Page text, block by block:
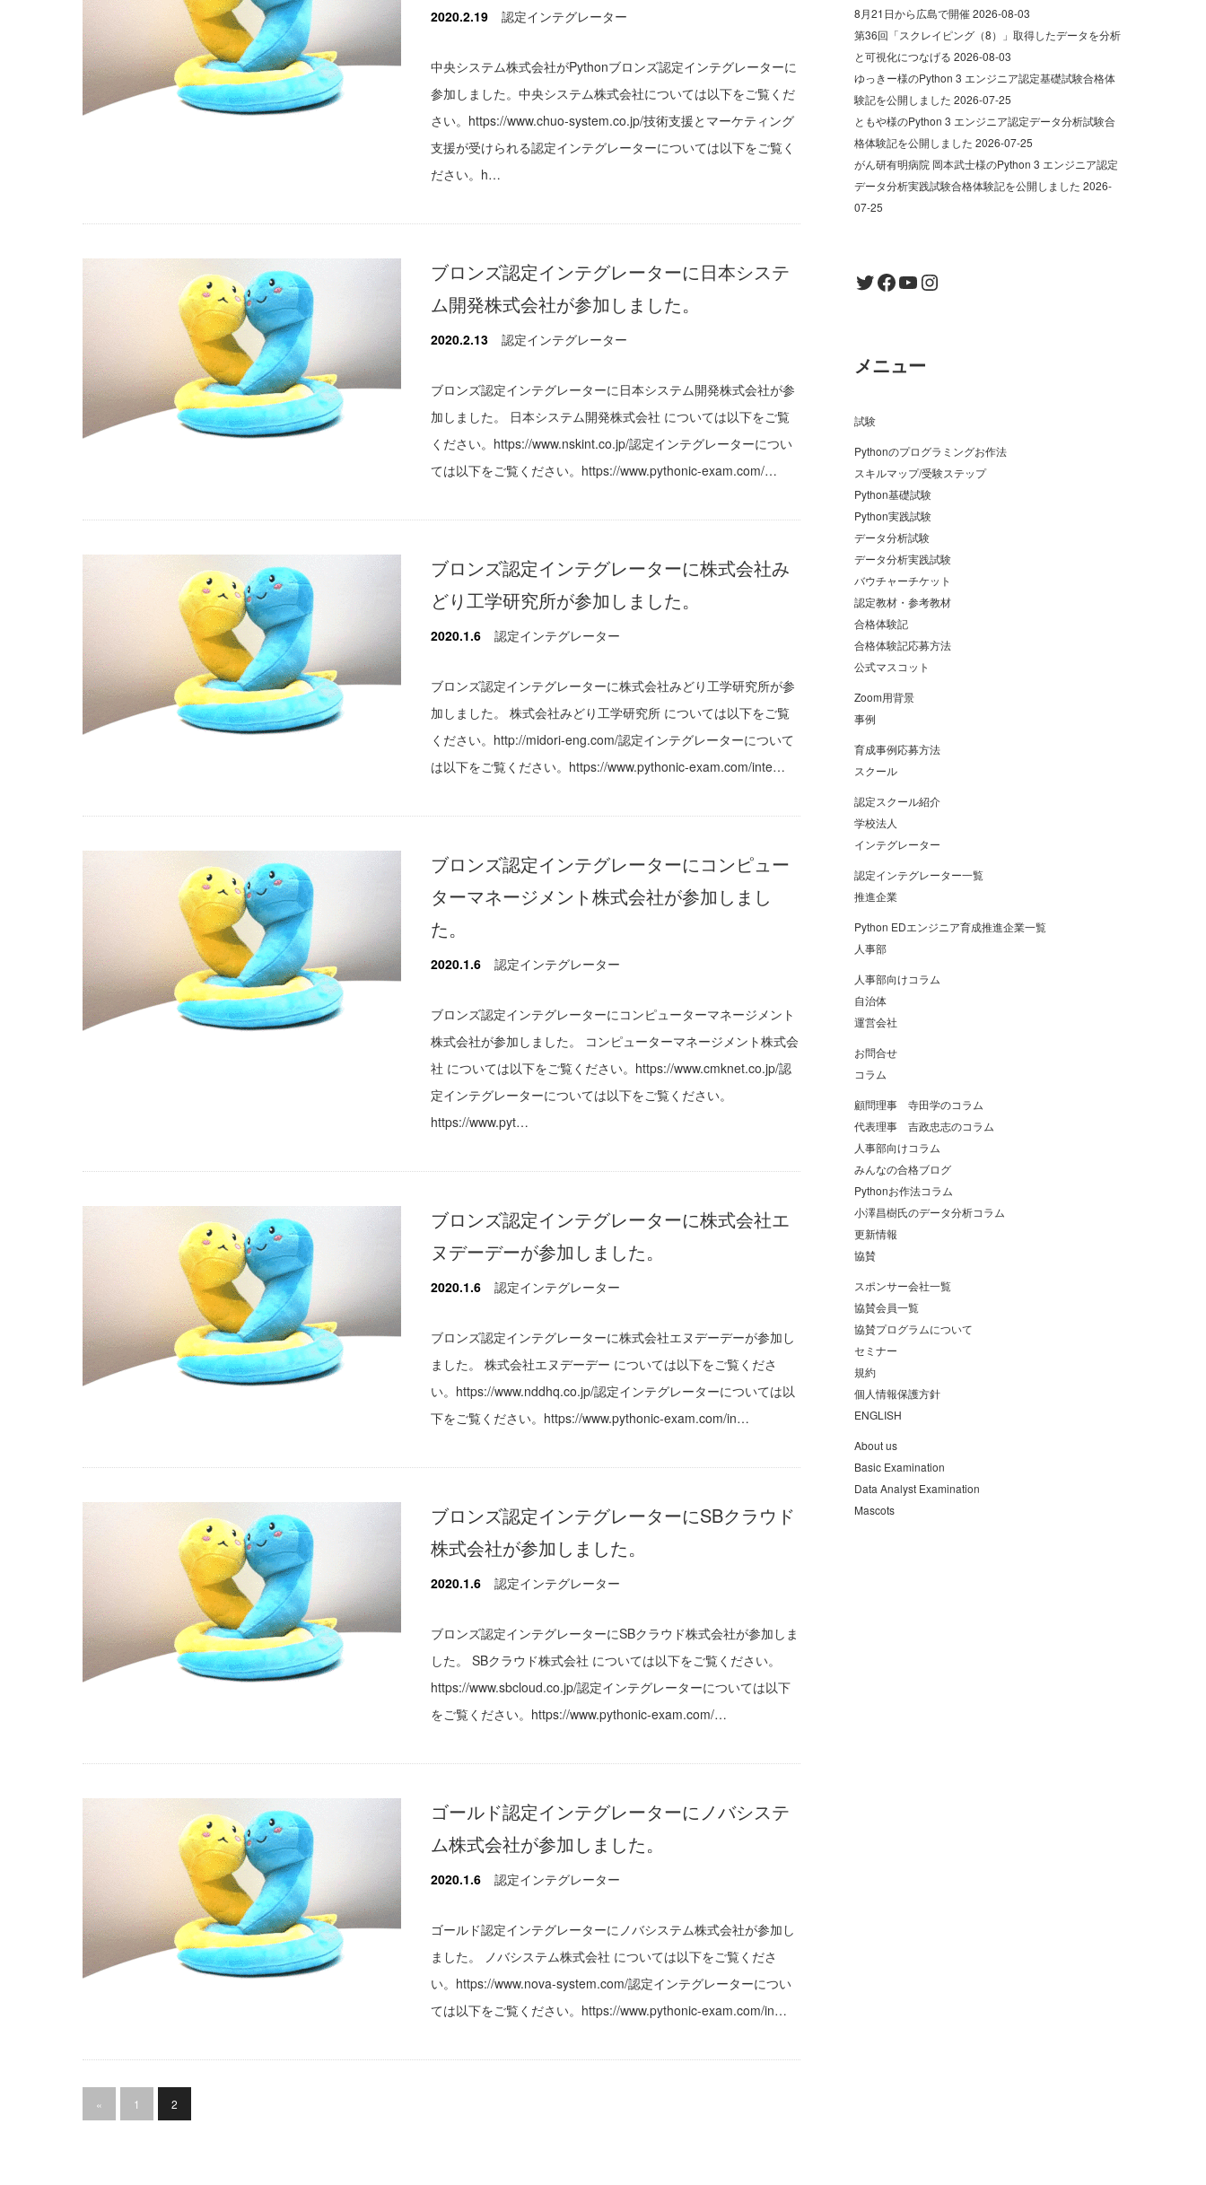
2020.2.19 認定インテグレーター
中央システム株式会社がPythonブロンズ認定インテグレーターに
参加しました。中央システム株式会社については以下をご覧くだ
さい。https://www.chuo-system.co.jp/技術支援とマーケティング
支援が受けられる認定インテグレーターについては以下をご覧く
ださい。h…
ブロンズ認定インテグレーターに日本システ
ム開発株式会社が参加しました。
2020.2.13 認定インテグレーター
ブロンズ認定インテグレーターに日本システム開発株式会社が参
加しました。 日本システム開発株式会社 については以下をご覧
ください。https://www.nskint.co.jp/認定インテグレーターについ
ては以下をご覧ください。https://www.pythonic-exam.com/…
ブロンズ認定インテグレーターに株式会社み
どり工学研究所が参加しました。
2020.1.6 認定インテグレーター
ブロンズ認定インテグレーターに株式会社みどり工学研究所が参
加しました。 株式会社みどり工学研究所 については以下をご覧
ください。http://midori-eng.com/認定インテグレーターについて
は以下をご覧ください。https://www.pythonic-exam.com/inte…
ブロンズ認定インテグレーターにコンピュー
ターマネージメント株式会社が参加しまし
た。
2020.1.6 認定インテグレーター
ブロンズ認定インテグレーターにコンピューターマネージメント
株式会社が参加しました。 コンピューターマネージメント株式会
社 については以下をご覧ください。https://www.cmknet.co.jp/認
定インテグレーターについては以下をご覧ください。
https://www.pyt…
ブロンズ認定インテグレーターに株式会社エ
ヌデーデーが参加しました。
2020.1.6 認定インテグレーター
ブロンズ認定インテグレーターに株式会社エヌデーデーが参加し
ました。 株式会社エヌデーデー については以下をご覧くださ
い。https://www.nddhq.co.jp/認定インテグレーターについては以
下をご覧ください。https://www.pythonic-exam.com/in…
ブロンズ認定インテグレーターにSBクラウド
株式会社が参加しました。
2020.1.6 認定インテグレーター
ブロンズ認定インテグレーターにSBクラウド株式会社が参加しま
した。 SBクラウド株式会社 については以下をご覧ください。
https://www.sbcloud.co.jp/認定インテグレーターについては以下
をご覧ください。https://www.pythonic-exam.com/…
ゴールド認定インテグレーターにノバシステ
ム株式会社が参加しました。
2020.1.6 認定インテグレーター
ゴールド認定インテグレーターにノバシステム株式会社が参加し
ました。 ノバシステム株式会社 については以下をご覧くださ
い。https://www.nova-system.com/認定インテグレーターについ
ては以下をご覧ください。https://www.pythonic-exam.com/in…
« 1 2
8月21日から広島で開催2026-08-03
第36回「スクレイピング（8）」取得したデータを分析
と可視化につなげる 2026-08-03
ゆっきー様のPython 3 エンジニア認定基礎試験合格体
験記を公開しました 2026-07-25
ともや様のPython 3 エンジニア認定データ分析試験合
格体験記を公開しました 2026-07-25
がん研有明病院 岡本武士様のPython 3 エンジニア認定
データ分析実践試験合格体験記を公開しました 2026-
07-25
Twitter
Facebook
YouTube
Instagram
メニュー
試験
Pythonのプログラミングお作法
スキルマップ/受験ステップ
Python基礎試験
Python実践試験
データ分析試験
データ分析実践試験
バウチャーチケット
認定教材・参考教材
合格体験記
合格体験記応募方法
公式マスコット
Zoom用背景
事例
育成事例応募方法
スクール
認定スクール紹介
学校法人
インテグレーター
認定インテグレーター一覧
推進企業
Python EDエンジニア育成推進企業一覧
人事部
人事部向けコラム
自治体
運営会社
お問合せ
コラム
顧問理事 寺田学のコラム
代表理事 吉政忠志のコラム
人事部向けコラム
みんなの合格ブログ
Pythonお作法コラム
小澤昌樹氏のデータ分析コラム
更新情報
協賛
スポンサー会社一覧
協賛会員一覧
協賛プログラムについて
セミナー
規約
個人情報保護方針
ENGLISH
About us
Basic Examination
Data Analyst Examination
Mascots